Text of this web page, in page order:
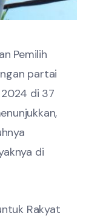
Pemilih
partai
di 37
di
Rakyat